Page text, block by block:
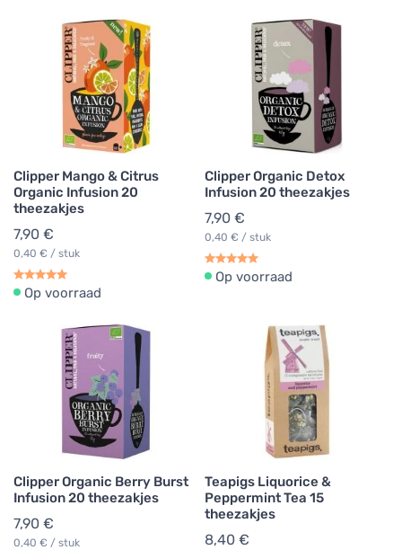
Clipper Mango & Citrus
Organic Infusion 20
theezakjes
7,90 €
0,40 € / stuk
Op voorraad
Clipper Organic Detox
Infusion 20 theezakjes
7,90 €
0,40 € / stuk
Op voorraad
Clipper Organic Berry Burst
Infusion 20 theezakjes
7,90 €
0,40 € / stuk
Teapigs Liquorice &
Peppermint Tea 15
theezakjes
8,40 €